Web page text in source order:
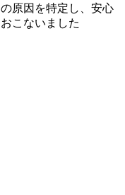
原因を特定し、安心
こないました